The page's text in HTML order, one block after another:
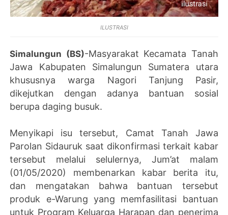
ILUSTRASI
Simalungun (BS)-Masyarakat Kecamata Tanah
Jawa Kabupaten Simalungun Sumatera utara
khususnya warga Nagori Tanjung Pasir,
dikejutkan dengan adanya bantuan sosial
berupa daging busuk.
Menyikapi isu tersebut, Camat Tanah Jawa
Parolan Sidauruk saat dikonfirmasi terkait kabar
tersebut melalui selulernya, Jum’at malam
(01/05/2020) membenarkan kabar berita itu,
dan mengatakan bahwa bantuan tersebut
produk e-Warung yang memfasilitasi bantuan
untuk Program Keluarga Harapan dan penerima